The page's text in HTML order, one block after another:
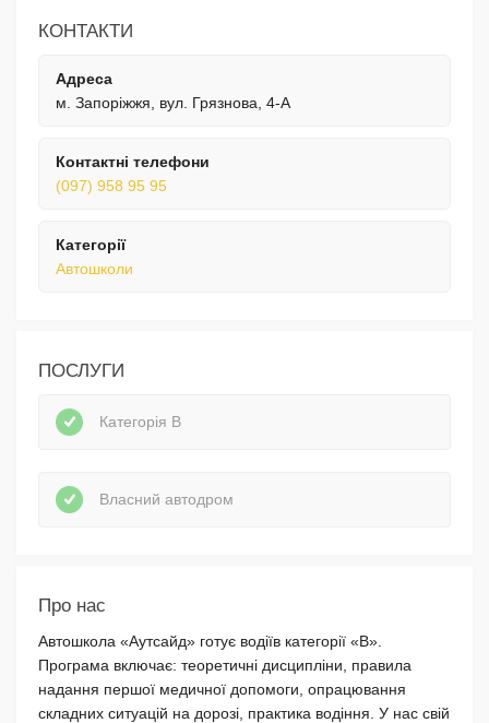
КОНТАКТИ
Адреса
м. Запоріжжя, вул. Грязнова, 4-А
Контактні телефони
(097) 958 95 95
Категорії
Автошколи
ПОСЛУГИ
Категорія В
Власний автодром
Про нас
Автошкола «Аутсайд» готує водіїв категорії «В».
Програма включає: теоретичні дисципліни, правила
надання першої медичної допомоги, опрацювання
складних ситуацій на дорозі, практика водіння. У нас свій